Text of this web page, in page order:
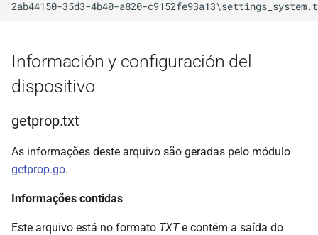
Información y configuración del
dispositivo
getprop.txt
As informações deste arquivo são geradas pelo módulo
getprop.go.
Informações contidas
Este arquivo está no formato TXTe contém a saída do